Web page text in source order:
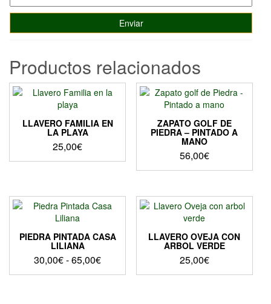
Productos relacionados
LLAVERO FAMILIA EN
LA PLAYA
25,00€
ZAPATO GOLF DE
PIEDRA – PINTADO A
MANO
56,00€
PIEDRA PINTADA CASA
LILIANA
30,00€-65,00€Rango
de
Este
LLAVERO OVEJA CON
ARBOL VERDE
25,00€